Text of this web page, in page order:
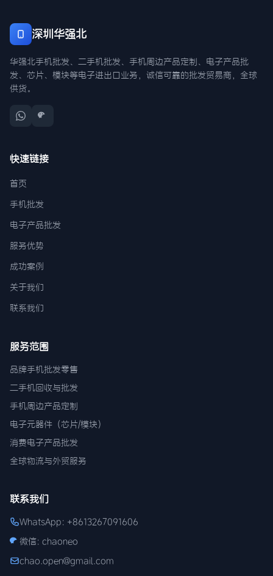
深圳华强北
华强北手机批发、二手机批发、手机周边产品定制、电子产品批
发、芯片、模块等电子进出口业务，诚信可靠的批发贸易商，全球
供货。
快速链接
首页
手机批发
电子产品批发
服务优势
成功案例
关于我们
联系我们
服务范围
品牌手机批发零售
二手机回收与批发
手机周边产品定制
电子元器件（芯片/模块）
消费电子产品批发
全球物流与外贸服务
联系我们
WhatsApp: +8613267091606
微信: chaoneo
chao.open@gmail.com